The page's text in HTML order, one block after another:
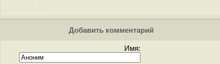
Добавить комментарий
Имя: